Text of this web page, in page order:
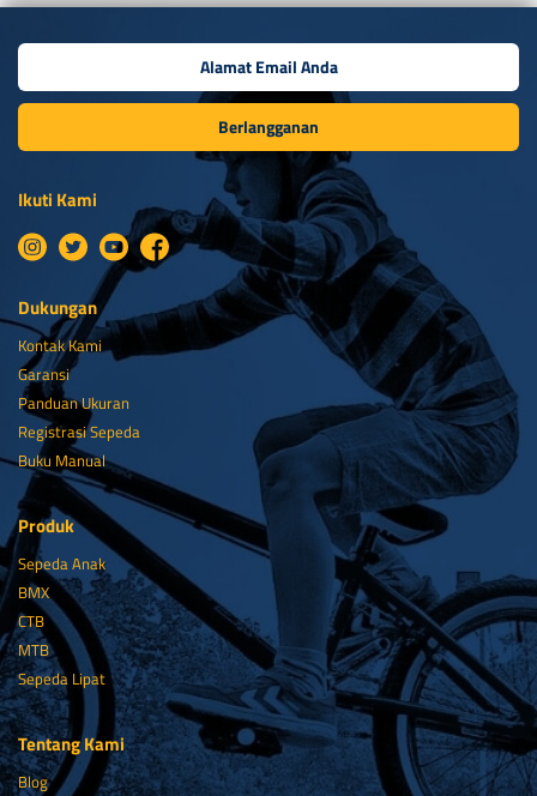
Berlangganan
Ikuti Kami
Dukungan
Kontak Kami
Garansi
Panduan Ukuran
Registrasi Sepeda
Buku Manual
Produk
Sepeda Anak
BMX
CTB
MTB
Sepeda Lipat
Tentang Kami
Blog